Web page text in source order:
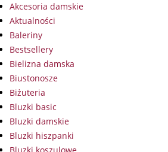
Akcesoria damskie
Aktualności
Baleriny
Bestsellery
Bielizna damska
Biustonosze
Biżuteria
Bluzki basic
Bluzki damskie
Bluzki hiszpanki